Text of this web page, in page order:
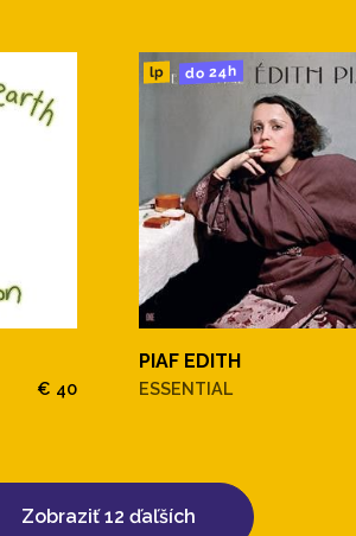
€ 40
lp do 24h
PIAF EDITH
ESSENTIAL
Zobraziť 12 ďaľších